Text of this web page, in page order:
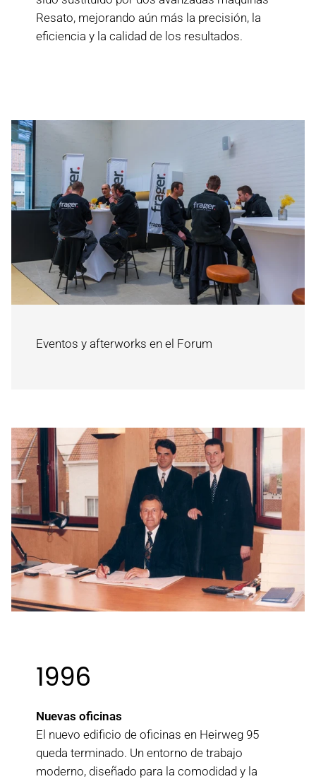
Resato, mejorando aún más la precisión, la
eficiencia y la calidad de los resultados.
Eventos y afterworks en el Forum
1996
Nuevas oficinas
El nuevo edificio de oficinas en Heirweg 95
queda terminado. Un entorno de trabajo
moderno, diseñado para la comodidad y la